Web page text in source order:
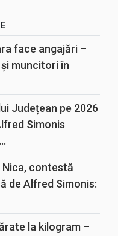
face angajări –
muncitori în
Județean pe 2026
Simonis
Nica, contestă
de Alfred Simonis:
la kilogram –